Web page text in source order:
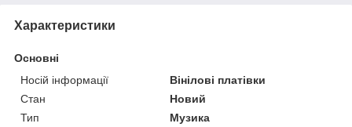
Характеристики
Основні
Носій інформації
Вінілові платівки
Стан
Новий
Тип
Музика